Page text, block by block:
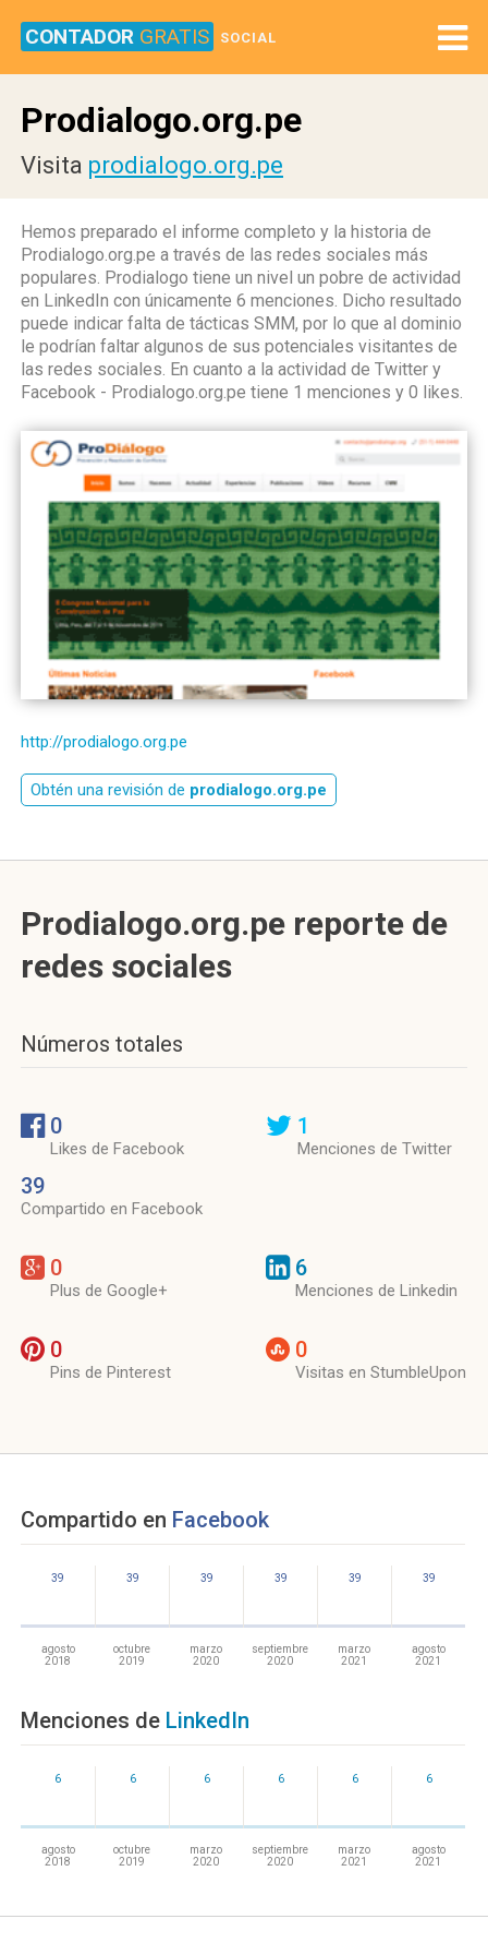
CONTADOR GRATIS SOCIAL
Prodialogo.org.pe
Visita prodialogo.org.pe
Hemos preparado el informe completo y la historia de
Prodialogo.org.pe a través de las redes sociales más
populares. Prodialogo tiene un nivel un pobre de actividad
en LinkedIn con únicamente 6 menciones. Dicho resultado
puede indicar falta de tácticas SMM, por lo que al dominio
le podrían faltar algunos de sus potenciales visitantes de
las redes sociales. En cuanto a la actividad de Twitter y
Facebook - Prodialogo.org.pe tiene 1 menciones y 0 likes.
http://prodialogo.org.pe
Obtén una revisión de prodialogo.org.pe
Prodialogo.org.pe reporte de
redes sociales
Números totales
0
Likes de Facebook
39
Compartido en Facebook
1
Menciones de Twitter
0
Plus de Google+
6
Menciones de Linkedin
0
Pins de Pinterest
0
Visitas en StumbleUpon
Compartido en Facebook
39
agosto
2018
39
octubre
2019
39
marzo
2020
39
septiembre
2020
39
marzo
2021
39
agosto
2021
Menciones de LinkedIn
6
agosto
2018
6
octubre
2019
6
marzo
2020
6
septiembre
2020
6
marzo
2021
6
agosto
2021